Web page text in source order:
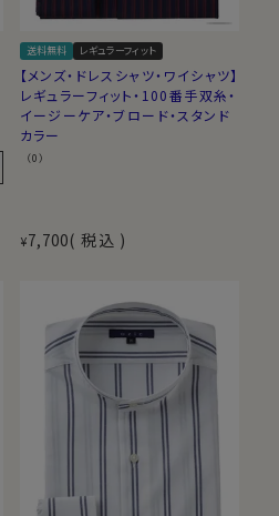
送料無料 レギュラーフィット
【メンズ・ドレスシャツ・ワイシャツ】
レギュラーフィット・100番手双糸・
イージーケア・ブロード・スタンド
カラー
（0）
¥7,700 税込